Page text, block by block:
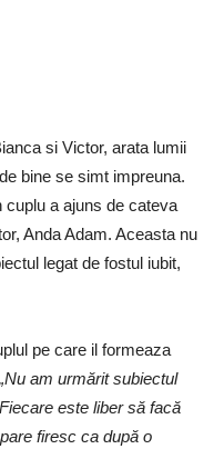
si Victor, arata lumii
bine se simt impreuna.
cuplu a ajuns de cateva
Anda Adam. Aceasta nu
legat de fostul iubit,
pe care il formeaza
„Nu am urmărit subiectul
este liber să facă
firesc ca după o